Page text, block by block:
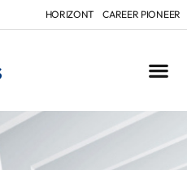
HORIZONT CAREER PIONEER